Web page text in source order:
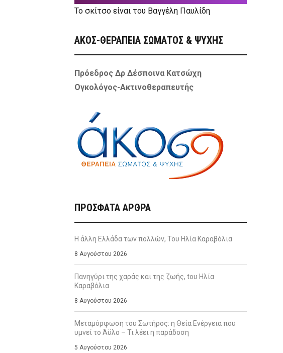
Το σκίτσο είναι του Βαγγέλη Παυλίδη
ΑΚΟΣ-ΘΕΡΑΠΕΙΑ ΣΩΜΑΤΟΣ & ΨΥΧΗΣ
Πρόεδρος Δρ Δέσποινα Κατσώχη
Ογκολόγος-Ακτινοθεραπευτής
ΠΡΌΣΦΑΤΑ ΆΡΘΡΑ
Η άλλη Ελλάδα των πολλών, Του Ηλία Καραβόλια
8 Αυγούστου 2026
Πανηγύρι της χαράς και της ζωής, tου Ηλία
Καραβόλια
8 Αυγούστου 2026
Μεταμόρφωση του Σωτήρος: η Θεία Ενέργεια που
υμνεί το Άϋλο – Τι λέει η παράδοση
5 Αυγούστου 2026